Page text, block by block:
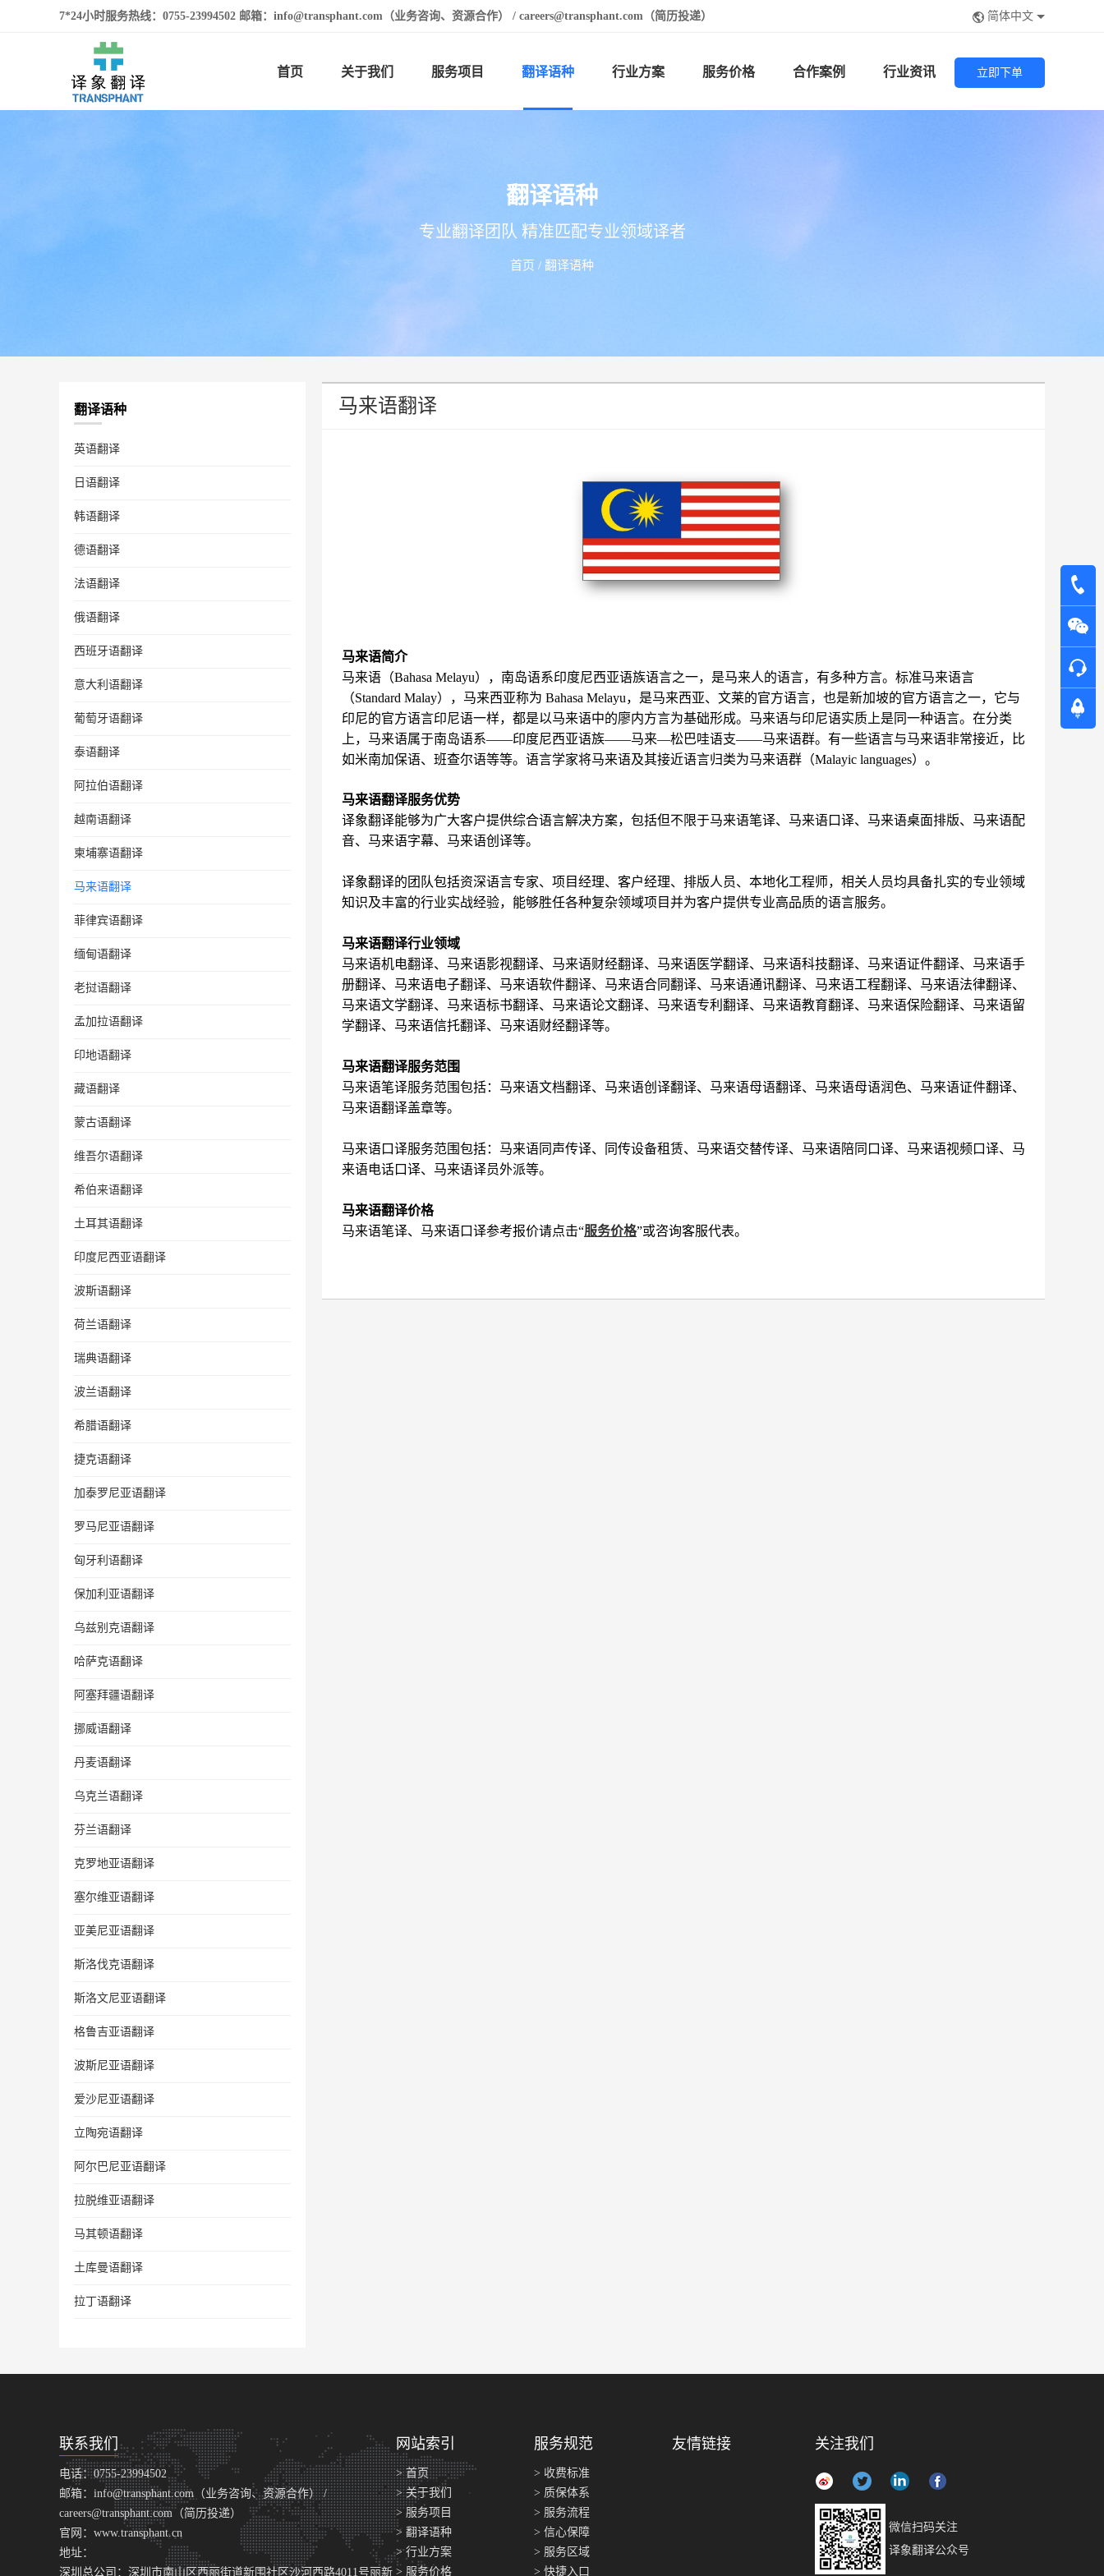
7*24小时服务热线：0755-23994502 邮箱：info@transphant.com（业务咨询、资源合作） / careers@transphant.com（简历投递） 简体中文
首页 关于我们 服务项目 翻译语种 行业方案 服务价格 合作案例 行业资讯 立即下单
翻译语种
专业翻译团队 精准匹配专业领域译者
首页 / 翻译语种
翻译语种
英语翻译
日语翻译
韩语翻译
德语翻译
法语翻译
俄语翻译
西班牙语翻译
意大利语翻译
葡萄牙语翻译
泰语翻译
阿拉伯语翻译
越南语翻译
柬埔寨语翻译
马来语翻译
菲律宾语翻译
缅甸语翻译
老挝语翻译
孟加拉语翻译
印地语翻译
藏语翻译
蒙古语翻译
维吾尔语翻译
希伯来语翻译
土耳其语翻译
印度尼西亚语翻译
波斯语翻译
荷兰语翻译
瑞典语翻译
波兰语翻译
希腊语翻译
捷克语翻译
加泰罗尼亚语翻译
罗马尼亚语翻译
匈牙利语翻译
保加利亚语翻译
乌兹别克语翻译
哈萨克语翻译
阿塞拜疆语翻译
挪威语翻译
丹麦语翻译
乌克兰语翻译
芬兰语翻译
克罗地亚语翻译
塞尔维亚语翻译
亚美尼亚语翻译
斯洛伐克语翻译
斯洛文尼亚语翻译
格鲁吉亚语翻译
波斯尼亚语翻译
爱沙尼亚语翻译
立陶宛语翻译
阿尔巴尼亚语翻译
拉脱维亚语翻译
马其顿语翻译
土库曼语翻译
拉丁语翻译
马来语翻译
马来语简介
马来语（Bahasa Melayu），南岛语系印度尼西亚语族语言之一，是马来人的语言，有多种方言。标准马来语言
（Standard Malay），马来西亚称为 Bahasa Melayu，是马来西亚、文莱的官方语言，也是新加坡的官方语言之一，它与
印尼的官方语言印尼语一样，都是以马来语中的廖内方言为基础形成。马来语与印尼语实质上是同一种语言。在分类
上，马来语属于南岛语系——印度尼西亚语族——马来—松巴哇语支——马来语群。有一些语言与马来语非常接近，比
如米南加保语、班查尔语等等。语言学家将马来语及其接近语言归类为马来语群（Malayic languages）。
马来语翻译服务优势
译象翻译能够为广大客户提供综合语言解决方案，包括但不限于马来语笔译、马来语口译、马来语桌面排版、马来语配
音、马来语字幕、马来语创译等。
译象翻译的团队包括资深语言专家、项目经理、客户经理、排版人员、本地化工程师，相关人员均具备扎实的专业领域
知识及丰富的行业实战经验，能够胜任各种复杂领域项目并为客户提供专业高品质的语言服务。
马来语翻译行业领域
马来语机电翻译、马来语影视翻译、马来语财经翻译、马来语医学翻译、马来语科技翻译、马来语证件翻译、马来语手
册翻译、马来语电子翻译、马来语软件翻译、马来语合同翻译、马来语通讯翻译、马来语工程翻译、马来语法律翻译、
马来语文学翻译、马来语标书翻译、马来语论文翻译、马来语专利翻译、马来语教育翻译、马来语保险翻译、马来语留
学翻译、马来语信托翻译、马来语财经翻译等。
马来语翻译服务范围
马来语笔译服务范围包括：马来语文档翻译、马来语创译翻译、马来语母语翻译、马来语母语润色、马来语证件翻译、
马来语翻译盖章等。
马来语口译服务范围包括：马来语同声传译、同传设备租赁、马来语交替传译、马来语陪同口译、马来语视频口译、马
来语电话口译、马来语译员外派等。
马来语翻译价格
马来语笔译、马来语口译参考报价请点击“服务价格”或咨询客服代表。
联系我们
电话：0755-23994502
邮箱：info@transphant.com（业务咨询、资源合作） /
careers@transphant.com（简历投递）
官网：www.transphant.cn
地址：
深圳总公司：深圳市南山区西丽街道新围社区沙河西路4011号丽新
网站索引
> 首页
> 关于我们
> 服务项目
> 翻译语种
> 行业方案
> 服务价格
服务规范
> 收费标准
> 质保体系
> 服务流程
> 信心保障
> 服务区域
> 快捷入口
友情链接 关注我们
微信扫码关注
译象翻译公众号